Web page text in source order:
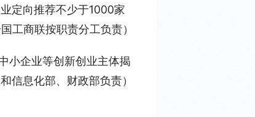
定向推荐不少于1000家
工商联按职责分工负责）
小企业等创新创业主体揭
信息化部、财政部负责）